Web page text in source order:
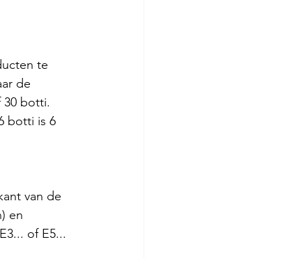
te
de
30 botti.
botti is 6
van de
en
of E5...